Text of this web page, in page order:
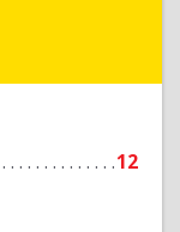
12
Подробнее